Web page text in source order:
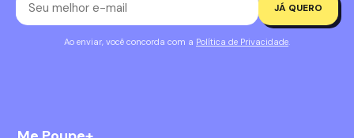
JÁ QUERO
Ao enviar, você concorda com a Política de Privacidade